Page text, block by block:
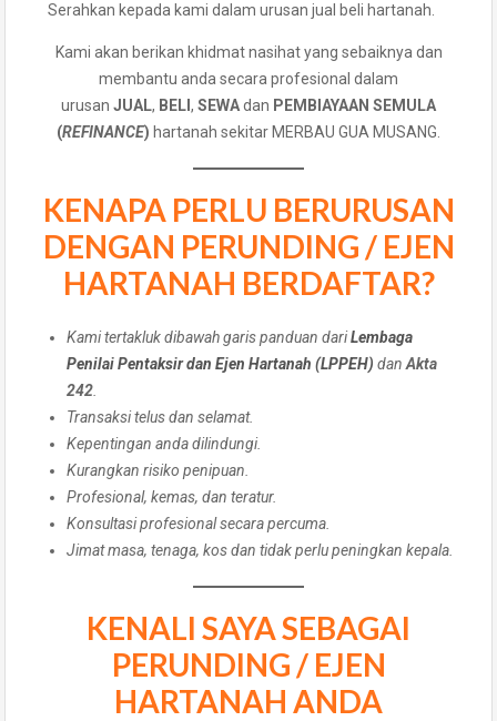
Serahkan kepada kami dalam urusan jual beli hartanah.
Kami akan berikan khidmat nasihat yang sebaiknya dan
membantu anda secara profesional dalam
urusan JUAL, BELI , SEWAdan PEMBIAYAAN SEMULA
(REFINANCE) hartanah sekitar MERBAU GUA MUSANG.
KENAPA PERLU BERURUSAN
DENGAN PERUNDING / EJEN
HARTANAH BERDAFTAR?
Kami tertakluk dibawah garis panduan dariLembaga
Penilai Pentaksir dan Ejen Hartanah (LPPEH) dan Akta
242
Transaksi telus dan selamat.
Kepentingan anda dilindungi.
Kurangkan risiko penipuan.
Profesional, kemas, dan teratur.
Konsultasi profesional secara percuma.
Jimat masa, tenaga, kos dan tidak perlu peningkan kepala.
KENALI SAYA SEBAGAI
PERUNDING / EJEN
HARTANAH ANDA